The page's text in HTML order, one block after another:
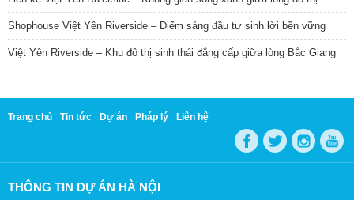
Shophouse Việt Yên Riverside – Điểm sáng đầu tư sinh lời bền vững
Việt Yên Riverside – Khu đô thị sinh thái đẳng cấp giữa lòng Bắc Giang
Trang chủ Tin tức Dự án Pháp lý Liên hệ
THÔNG TIN DỰ ÁN HÀ NỘI